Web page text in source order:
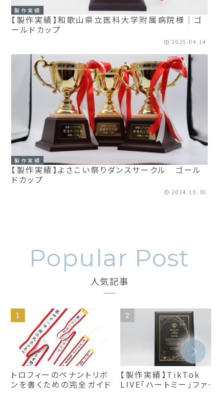
製作実績
【製作実績】和歌山県立医科大学附属病院様｜ゴ
ールドカップ
2025.04.14
製作実績
【製作実績】よさこい祭りダンスサークル ゴール
ドカップ
2024.10.30
人気記事
トロフィーのペナントリボ
ンを書くための完全ガイド
【製作実績】TikTok
LIVE「ハートミー」ファン